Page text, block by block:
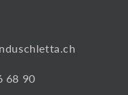
68 90